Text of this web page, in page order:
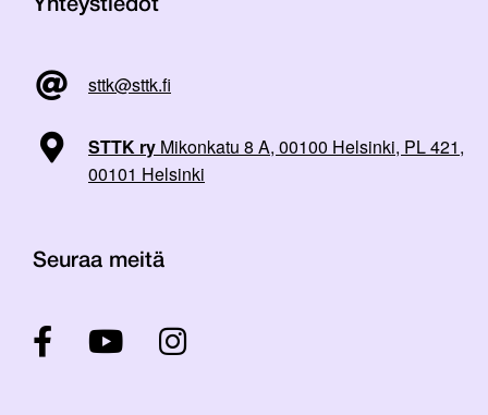
Yhteystiedot
sttk@sttk.fi
STTK ry Mikonkatu 8 A, 00100 Helsinki, PL 421,
00101 Helsinki
Seuraa meitä